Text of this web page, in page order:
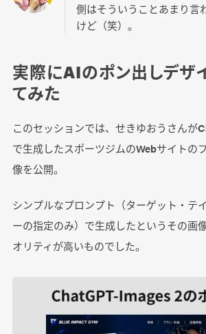
側はそういうことあまり言
けど（笑）。
実際にAIのポン出しデザ
てみた
このセッションでは、せきゆおうさんが
で生成したスポーツジムのWebサイトの
像を公開。
シンプルなプロンプト（ターゲット・テ
ーの指定のみ）で生成したというその画
オリティが高いものでした。